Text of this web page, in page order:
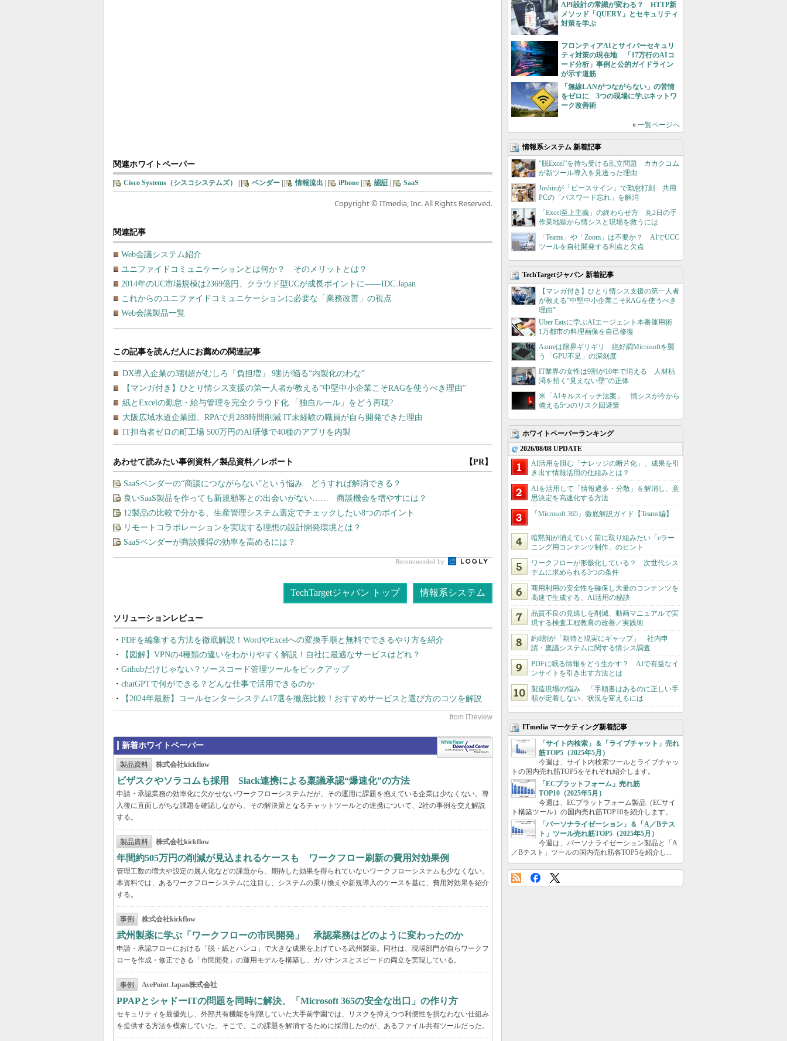
関連ホワイトペーパー
Cisco Systems（シスコシステムズ） ベンダー 情報流出 iPhone 認証 SaaS
Copyright © ITmedia, Inc. All Rights Reserved.
関連記事
Web会議システム紹介
ユニファイドコミュニケーションとは何か？ そのメリットとは？
2014年のUC市場規模は2369億円、クラウド型UCが成長ポイントに――IDC Japan
これからのユニファイドコミュニケーションに必要な「業務改善」の視点
Web会議製品一覧
あわせて読みたい事例資料／製品資料／レポート 【PR】
SaaSベンダーの“商談につながらない”という悩み どうすれば解消できる？
良いSaaS製品を作っても新規顧客との出会いがない…… 商談機会を増やすには？
12製品の比較で分かる、生産管理システム選定でチェックしたい8つのポイント
リモートコラボレーションを実現する理想の設計開発環境とは？
SaaSベンダーが商談獲得の効率を高めるには？
Recommended by
TechTargetジャパン トップ 情報系システム
PDFを編集する方法を徹底解説！WordやExcelへの変換手順と無料でできるやり方を紹介
【図解】VPNの4種類の違いをわかりやすく解説！自社に最適なサービスはどれ？
Githubだけじゃない？ソースコード管理ツールをピックアップ
chatGPTで何ができる？どんな仕事で活用できるのか
【2024年最新】コールセンターシステム17選を徹底比較！おすすめサービスと選び方のコツを解説
新着ホワイトペーパー
製品資料 株式会社kickflow
ビザスクやソラコムも採用 Slack連携による稟議承認“爆速化”の方法
申請・承認業務の効率化に欠かせないワークフローシステムだが、その運用に課題を抱えている企業は少なくない。導
入後に直面しがちな課題を確認しながら、その解決策となるチャットツールとの連携について、2社の事例を交え解説
する。
製品資料 株式会社kickflow
年間約505万円の削減が見込まれるケースも ワークフロー刷新の費用対効果例
管理工数の増大や設定の属人化などの課題から、期待した効果を得られていないワークフローシステムも少なくない。
本資料では、あるワークフローシステムに注目し、システムの乗り換えや新規導入のケースを基に、費用対効果を紹介
する。
事例 株式会社kickflow
武州製薬に学ぶ「ワークフローの市民開発」 承認業務はどのように変わったのか
申請・承認フローにおける「脱・紙とハンコ」で大きな成果を上げている武州製薬。同社は、現場部門が自らワークフ
ローを作成・修正できる「市民開発」の運用モデルを構築し、ガバナンスとスピードの両立を実現している。
事例 AvePoint Japan株式会社
PPAPとシャドーITの問題を同時に解決、「Microsoft 365の安全な出口」の作り方
セキュリティを最優先し、外部共有機能を制限していた大手前学園では、リスクを抑えつつ利便性を損なわない仕組み
を提供する方法を模索していた。そこで、この課題を解消するために採用したのが、あるファイル共有ツールだった。
API設計の常識が変わる？ HTTP新
メソッド「QUERY」とセキュリティ
対策を学ぶ
フロンティアAIとサイバーセキュリ
ティ対策の現在地 「17万行のAIコ
ード分析」事例と公的ガイドライン
が示す道筋
「無線LANがつながらない」の苦情
をゼロに 3つの現場に学ぶネットワ
ーク改善術
» 一覧ページへ
情報系システム 新着記事
“脱Excel”を待ち受ける乱立問題 カカクコム
が新ツール導入を見送った理由
Joshinが「ピースサイン」で勤怠打刻 共用
PCの「パスワード忘れ」を解消
「Excel至上主義」の終わらせ方 丸2日の手
作業地獄から情シスと現場を救うには
「Teams」や「Zoom」は不要か？ AIでUCC
ツールを自社開発する利点と欠点
TechTargetジャパン 新着記事
【マンガ付き】ひとり情シス支援の第一人者
が教える”中堅中小企業こそRAGを使うべき
理由”
Uber Eatsに学ぶAIエージェント本番運用術
1万都市の料理画像を自己修復
Azureは限界ギリギリ 絶好調Microsoftを襲
う「GPU不足」の深刻度
IT業界の女性は9割が10年で消える 人材枯
渇を招く“見えない壁”の正体
米「AIキルスイッチ法案」 情シスが今から
備える5つのリスク回避策
ホワイトペーパーランキング
2026/08/08 UPDATE
AI活用を阻む「ナレッジの断片化」、成果を引
き出す情報活用の仕組みとは？
AIを活用して「情報過多・分散」を解消し、意
思決定を高速化する方法
「Microsoft 365」徹底解説ガイド【Teams編】
暗黙知が消えていく前に取り組みたい「eラー
ニング用コンテンツ制作」のヒント
ワークフローが形骸化している？ 次世代シス
テムに求められる3つの条件
商用利用の安全性を確保し大量のコンテンツを
高速で生成する、AI活用の秘訣
品質不良の見逃しを削減、動画マニュアルで実
現する検査工程教育の改善／実践術
約8割が「期待と現実にギャップ」 社内申
請・稟議システムに関する情シス調査
PDFに眠る情報をどう生かす？ AIで有益なイ
ンサイトを引き出す方法とは
製造現場の悩み 「手順書はあるのに正しい手
順が定着しない」状況を変えるには
ITmedia マーケティング新着記事
「サイト内検索」＆「ライブチャット」売れ
筋TOP5（2025年5月）
今週は、サイト内検索ツールとライブチャッ
トの国内売れ筋TOP5をそれぞれ紹介します。
「ECプラットフォーム」売れ筋
TOP10（2025年5月）
今週は、ECプラットフォーム製品（ECサイ
ト構築ツール）の国内売れ筋TOP10を紹介します。
「パーソナライゼーション」＆「A／Bテス
ト」ツール売れ筋TOP5（2025年5月）
今週は、パーソナライゼーション製品と「A
／Bテスト」ツールの国内売れ筋各TOP5を紹介し...